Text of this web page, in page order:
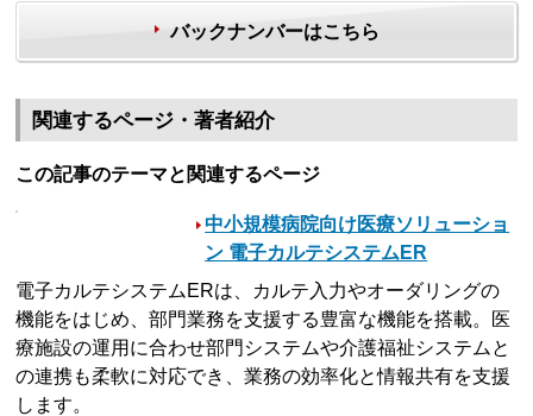
バックナンバーはこちら
関連するページ・著者紹介
この記事のテーマと関連するページ
中小規模病院向け医療ソリューショ
ン 電子カルテシステムER
電子カルテシステムERは、カルテ入力やオーダリングの
機能をはじめ、部門業務を支援する豊富な機能を搭載。医
療施設の運用に合わせ部門システムや介護福祉システムと
の連携も柔軟に対応でき、業務の効率化と情報共有を支援
します。